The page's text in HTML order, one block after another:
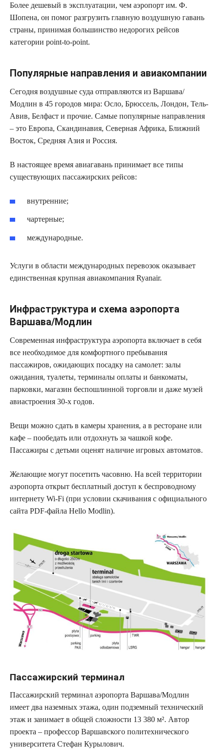
Более дешевый в эксплуатации, чем аэропорт им. Ф.
Шопена, он помог разгрузить главную воздушную гавань
страны, принимая большинство недорогих рейсов
категории point-to-point.
Популярные направления и авиакомпании
Сегодня воздушные суда отправляются из Варшава/
Модлин в 45 городов мира: Осло, Брюссель, Лондон, Тель-
Авив, Белфаст и прочие. Самые популярные направления
– это Европа, Скандинавия, Северная Африка, Ближний
Восток, Средняя Азия и Россия.
В настоящее время авиагавань принимает все типы
существующих пассажирских рейсов:
внутренние;
чартерные;
международные.
Услуги в области международных перевозок оказывает
единственная крупная авиакомпания Ryanair.
Инфраструктура и схема аэропорта
Варшава/Модлин
Современная инфраструктура аэропорта включает в себя
все необходимое для комфортного пребывания
пассажиров, ожидающих посадку на самолет: залы
ожидания, туалеты, терминалы оплаты и банкоматы,
парковки, магазин беспошлинной торговли и даже музей
авиастроения 30-х годов.
Вещи можно сдать в камеры хранения, а в ресторане или
кафе – пообедать или отдохнуть за чашкой кофе.
Пассажиры с детьми оценят наличие игровых автоматов.
Желающие могут посетить часовню. На всей территории
аэропорта открыт бесплатный доступ к беспроводному
интернету Wi-Fi (при условии скачивания с официального
сайта PDF-файла Hello Modlin).
Пассажирский терминал
Пассажирский терминал аэропорта Варшава/Модлин
имеет два наземных этажа, один подземный технический
этаж и занимает в общей сложности 13 380 м². Автор
проекта – профессор Варшавского политехнического
университета Стефан Курылович.